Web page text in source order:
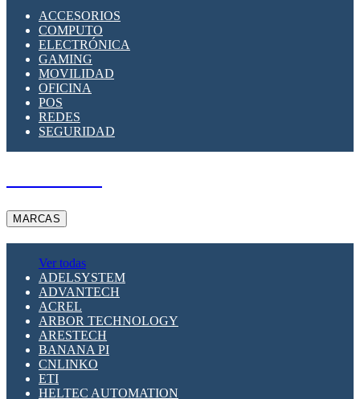
SUPRESOR DE TRANSIENTES SPDS PARA
APLICACIONES FOTOVOLTAICAS
ACCESORIOS
COMPUTO
ELECTRÓNICA
GAMING
MOVILIDAD
OFICINA
POS
REDES
SEGURIDAD
MARCAS
Ver todas
ADELSYSTEM
ADVANTECH
ACREL
ARBOR TECHNOLOGY
ARESTECH
BANANA PI
CNLINKO
ETI
HELTEC AUTOMATION